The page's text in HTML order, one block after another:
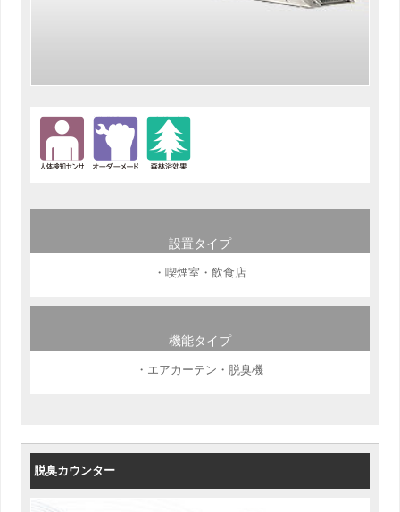
設置タイプ
・喫煙室・飲食店
機能タイプ
・エアカーテン・脱臭機
脱臭カウンター